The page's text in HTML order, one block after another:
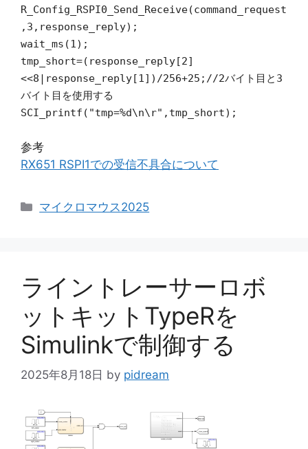
R_Config_RSPI0_Send_Receive(command_request
,3,response_reply);
wait_ms(1);
tmp_short=(response_reply[2]
<<8|response_reply[1])/256+25;//2バイト目と3
バイト目を使用する
SCI_printf("tmp=%d\n\r",tmp_short);
参考
RX651 RSPI1での受信不具合について
カ
マイクロマウス2025
ライントレーサーロボ
ットキットTypeRを
Simulinkで制御する
2025年8月18日 by pidream